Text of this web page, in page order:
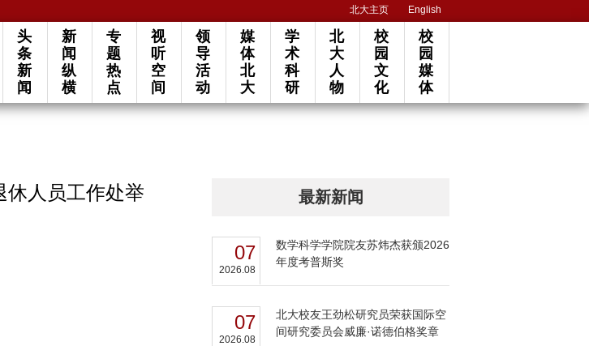
北大主页 English
头
条
新
闻
新
闻
纵
横
专
题
热
点
视
听
空
间
领
导
活
动
媒
体
北
大
学
术
科
研
北
大
人
物
校
园
文
化
校
园
媒
体
休人员工作处举
最新新闻
07
2026.08
数学科学学院院友苏炜杰获颁2026
年度考普斯奖
07
2026.08
北大校友王劲松研究员荣获国际空
间研究委员会威廉·诺德伯格奖章